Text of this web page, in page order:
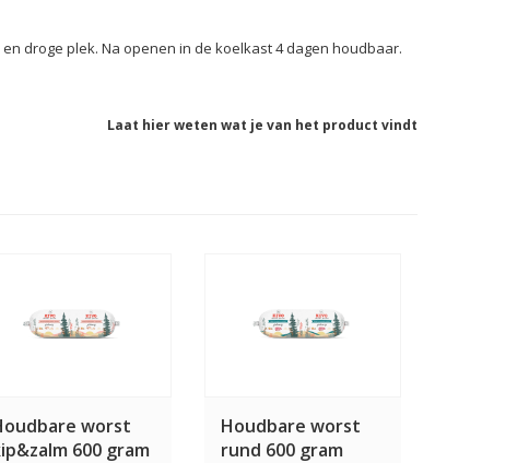
droge plek. Na openen in de koelkast 4 dagen houdbaar.
Laat hier weten wat je van het product vindt
worst
600 gram
Houdbare worst
rund 600 gram